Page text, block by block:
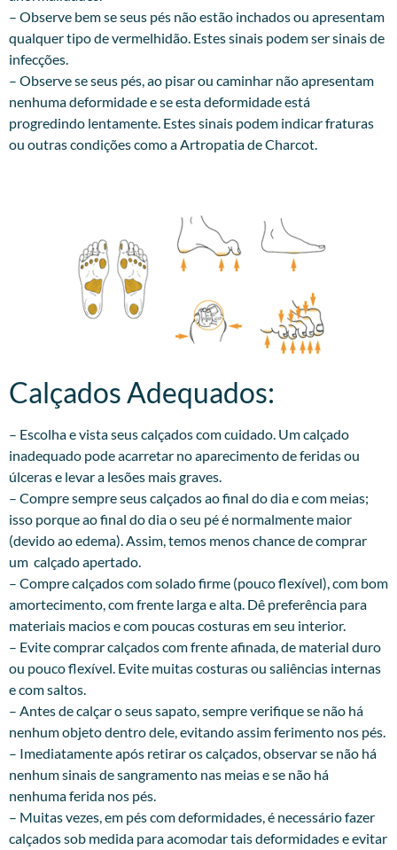
– Observe bem se seus pés não estão inchados ou apresentam
qualquer tipo de vermelhidão. Estes sinais podem ser sinais de
infecções.
– Observe se seus pés, ao pisar ou caminhar não apresentam
nenhuma deformidade e se esta deformidade está
progredindo lentamente. Estes sinais podem indicar fraturas
ou outras condições como a Artropatia de Charcot.
Calçados Adequados:​
– Escolha e vista seus calçados com cuidado. Um calçado
inadequado pode acarretar no aparecimento de feridas ou
úlceras e levar a lesões mais graves.
– Compre sempre seus calçados ao final do dia e com meias;
isso porque ao final do dia o seu pé é normalmente maior
(devido ao edema). Assim, temos menos chance de comprar
um calçado apertado.
– Compre calçados com solado firme (pouco flexível), com bom
amortecimento, com frente larga e alta. Dê preferência para
materiais macios e com poucas costuras em seu interior.
– Evite comprar calçados com frente afinada, de material duro
ou pouco flexível. Evite muitas costuras ou saliências internas
e com saltos.
– Antes de calçar o seus sapato, sempre verifique se não há
nenhum objeto dentro dele, evitando assim ferimento nos pés.
– Imediatamente após retirar os calçados, observar se não há
nenhum sinais de sangramento nas meias e se não há
nenhuma ferida nos pés.
– Muitas vezes, em pés com deformidades, é necessário fazer
calçados sob medida para acomodar tais deformidades e evitar